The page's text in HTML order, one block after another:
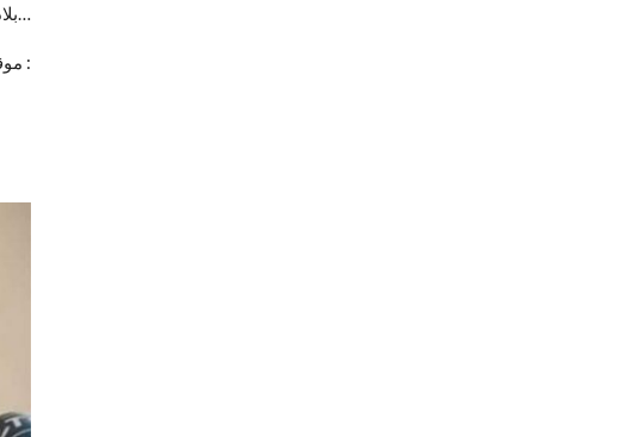
بلاده، لاكن قدر الله وماشاء فعل…
موقفه مع المعسكر الحاكم والمعارضة :